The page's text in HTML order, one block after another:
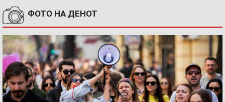
ФОТО НА ДЕНОТ